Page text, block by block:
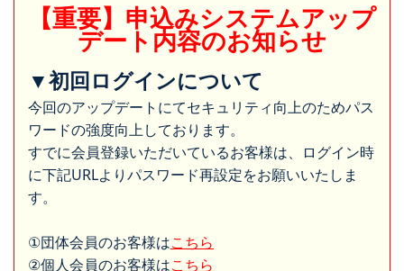
【重要】申込みシステムアップ
デート内容のお知らせ
▼初回ログインについて
今回のアップデートにてセキュリティ向上のためパス
ワードの強度向上しております。
すでに会員登録いただいているお客様は、ログイン時
に下記URLよりパスワード再設定をお願いいたしま
す。
①団体会員のお客様はこちら
②個人会員のお客様はこちら